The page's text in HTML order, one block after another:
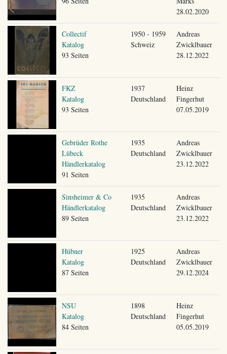
28.02.2020
Collectif
Katalog
93 Seiten
1950 - 1959
Schweiz
Andreas
Zwicklbauer
28.12.2022
FKZ
Katalog
93 Seiten
1937
Deutschland
Heinz
Fingerhut
07.05.2019
Gebrüder Rothe
Lübeck
Händlerkatalog
91 Seiten
1935
Deutschland
Andreas
Zwicklbauer
23.12.2022
Sinsheimer & Co
Händlerkatalog
89 Seiten
1935
Deutschland
Andreas
Zwicklbauer
23.12.2022
Hübner
Katalog
87 Seiten
1925
Deutschland
Andreas
Zwicklbauer
29.12.2024
NSU
Katalog
84 Seiten
1898
Deutschland
Heinz
Fingerhut
05.05.2019